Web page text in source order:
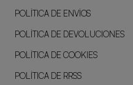
POLÍTICA DE ENVÍOS
POLÍTICA DE DEVOLUCIONES
POLÍTICA DE COOKIES
POLÍTICA DE RRSS